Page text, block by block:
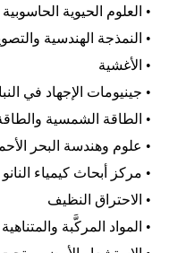
• العلوم الحيوية الحاسوبية
• النمذجة الهندسية
• الأغشية
• جينيومات الإجهاد في
• الطاقة الشمسية والطاقة
• علوم وهندسة البحر
• مركز أبحاث كيمياء النانو
• الاحتراق النظيف
• المواد المركَّبة